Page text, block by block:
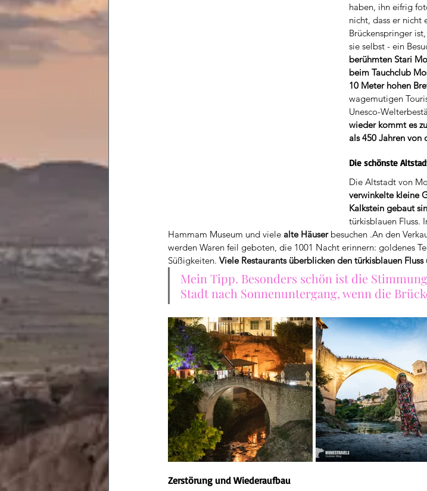
haben, ihn eifrig
nicht, dass er nicht
Brückenspringer
sie selbst - ein
berühmten Stari
beim Tauchclub
10 Meter hohen
wagemutigen
Unesco-
wieder kommt es
als 450 Jahren von
Die schönste
Die Altstadt von
verwinkelte kleine
Kalkstein gebaut
türkisblauen Fluss.
Hammam Museum und viele alte Häuser besuchen .An den
werden Waren feil geboten, die 1001 Nacht erinnern: goldenes
Süßigkeiten. Viele Restaurants überblicken den türkisblauen
Mein Tipp. Besonders schön ist die
Stadt nach Sonnenuntergang, wenn die
Zerstörung und Wiederaufbau